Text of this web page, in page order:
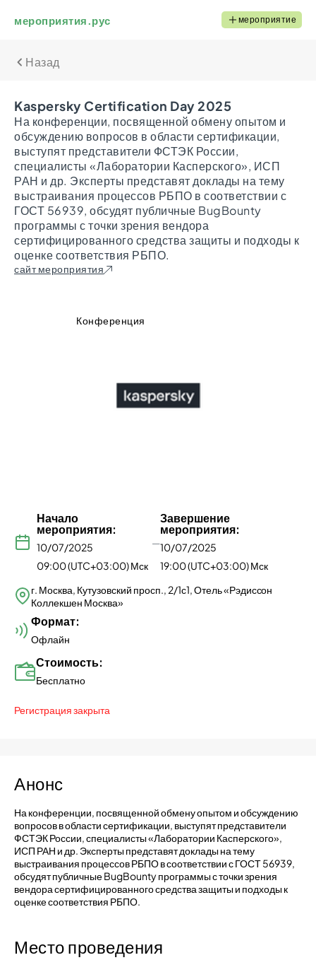
мероприятия.рус мероприятие
Назад
Регистрация закрыта
Kaspersky Certification Day 2025
На конференции, посвященной обмену опытом и
обсуждению вопросов в области сертификации,
выступят представители ФСТЭК России,
специалисты «Лаборатории Касперского», ИСП
РАН и др. Эксперты представят доклады на тему
выстраивания процессов РБПО в соответствии с
ГОСТ 56939, обсудят публичные BugBounty
программы с точки зрения вендора
сертифицированного средства защиты и подходы к
оценке соответствия РБПО.
сайт мероприятия
Конференция
Начало
мероприятия:
10/07/2025
09:00 (UTC+03:00) Мск
—
Завершение
мероприятия:
10/07/2025
19:00 (UTC+03:00) Мск
г. Москва, Кутузовский просп., 2/1с1, Отель «Рэдиссон
Коллекшен Москва»
Формат:
Офлайн
Стоимость:
Бесплатно
Анонс
На конференции, посвященной обмену опытом и обсуждению
вопросов в области сертификации, выступят представители
ФСТЭК России, специалисты «Лаборатории Касперского»,
ИСП РАН и др. Эксперты представят доклады на тему
выстраивания процессов РБПО в соответствии с ГОСТ 56939,
обсудят публичные BugBounty программы с точки зрения
вендора сертифицированного средства защиты и подходы к
оценке соответствия РБПО.
Место проведения